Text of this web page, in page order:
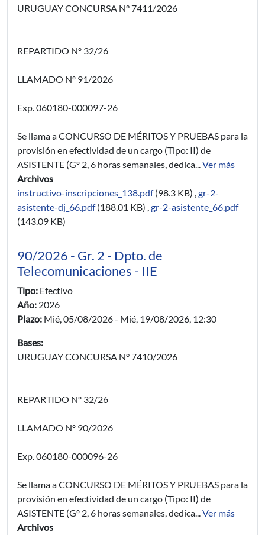
URUGUAY CONCURSA N° 7411/2026
REPARTIDO Nº 32/26
LLAMADO Nº 91/2026
Exp. 060180-000097-26
Se llama a CONCURSO DE MÉRITOS Y PRUEBAS para la
provisión en efectividad de un cargo (Tipo: II) de
ASISTENTE (Gº 2, 6 horas semanales, dedica...Ver más
Archivos
instructivo-inscripciones_138.pdf (98.3 KB) ,gr-2-
asistente-dj_66.pdf (188.01 KB) ,gr-2-asistente_66.pdf
(143.09 KB)
90/2026 - Gr. 2 - Dpto. de
Telecomunicaciones - IIE
Tipo: Efectivo
Año: 2026
Plazo: Mié, 05/08/2026- Mié, 19/08/2026, 12:30
Bases:
URUGUAY CONCURSA N° 7410/2026
REPARTIDO Nº 32/26
LLAMADO Nº 90/2026
Exp. 060180-000096-26
Se llama a CONCURSO DE MÉRITOS Y PRUEBAS para la
provisión en efectividad de un cargo (Tipo: II) de
ASISTENTE (Gº 2, 6 horas semanales, dedica...Ver más
Archivos